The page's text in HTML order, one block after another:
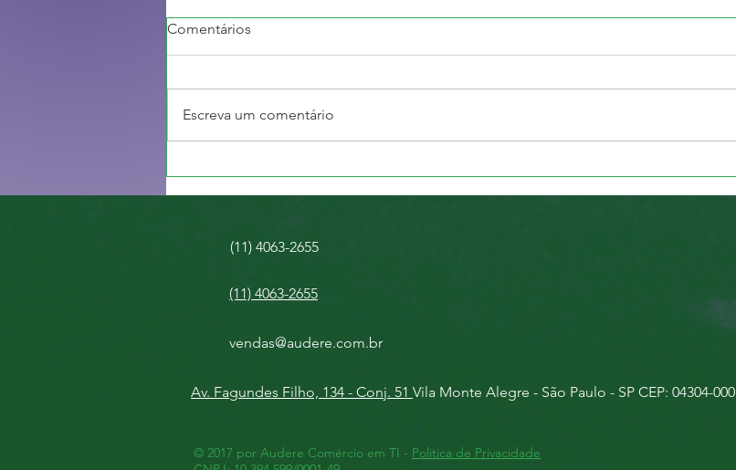
Comentários
Escreva um comentário
(11) 4063-2655
(11) 4063-2655
vendas@audere.com.br
Av. Fagundes Filho, 134 - Conj. 51 Vila Monte Alegre - São Paulo - SP CEP: 04304-000
© 2017 por Audere Comércio em TI - Politica de Privacidade